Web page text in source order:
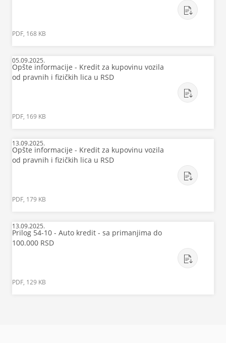
PDF, 168 KB
05.09.2025.
Opšte informacije - Kredit za kupovinu vozila
od pravnih i fizičkih lica u RSD
PDF, 169 KB
13.09.2025.
Opšte informacije - Kredit za kupovinu vozila
od pravnih i fizičkih lica u RSD
PDF, 179 KB
13.09.2025.
Prilog 54-10 - Auto kredit - sa primanjima do
100.000 RSD
PDF, 129 KB